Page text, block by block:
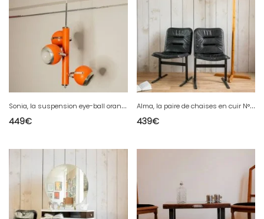
S
onia, la suspension eye-ball orange N°150
449€
A
lma, la paire de chaises en cuir N°1116
439€